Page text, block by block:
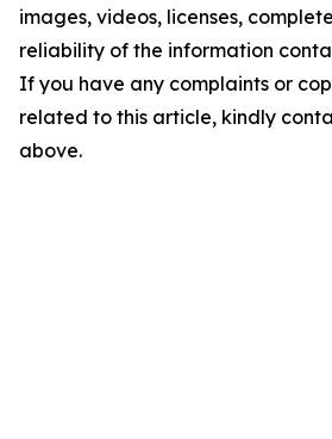
images, videos, licenses,
reliability of the information
If you have any complaints or
related to this article, kindly
above.